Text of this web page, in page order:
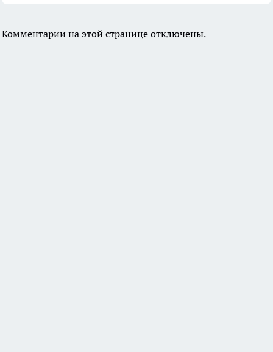
Комментарии на этой странице отключены.